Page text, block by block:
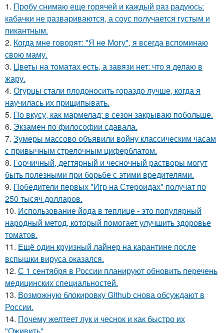
1. Пробу снимаю еще горячей и каждый раз радуюсь:
кабачки не развариваются, а соус получается густым и
пикантным.
2. Когда мне говорят: "Я не Могу", я всегда вспоминаю
свою маму.
3. Цветы на томатах есть, а завязи нет: что я делаю в
жару.
4. Огурцы стали плодоносить гораздо лучше, когда я
научилась их прищипывать.
5. По вкусу, как мармелад: в сезон закрываю побольше.
6. Экзамен по философии сдавала.
7. Зумеры массово объявили войну классическим часам
с привычным стрелочным циферблатом.
8. Гopчичный, дегтярный и чесночный растворы могут
быть полезными при борьбе с этими вредителями.
9. Победители первых "Игр на Стероидах" получат по
250 тысяч долларов.
10. Использование йода в теплице - это популярный
народный метод, который помогает улучшить здоровье
томатов.
11. Ещё один круизный лайнер на карантине после
вспышки вируса оказался.
12. С 1 сентября в России планируют обновить перечень
медицинских специальностей.
13. Возможную блокировку Github снова обсуждают в
России.
14. Почему желтеет лук и чеснок и как быстро их